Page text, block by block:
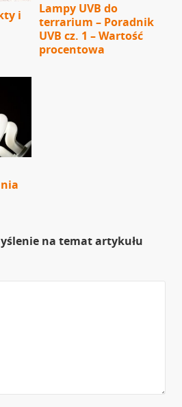
i
Lampy UVB do
terrarium – Poradnik
UVB cz. 1 – Wartość
procentowa
na temat artykułu